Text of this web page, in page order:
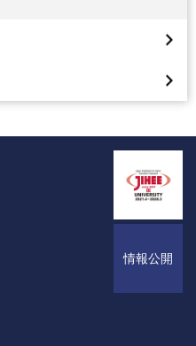
物実験講座
情報公開